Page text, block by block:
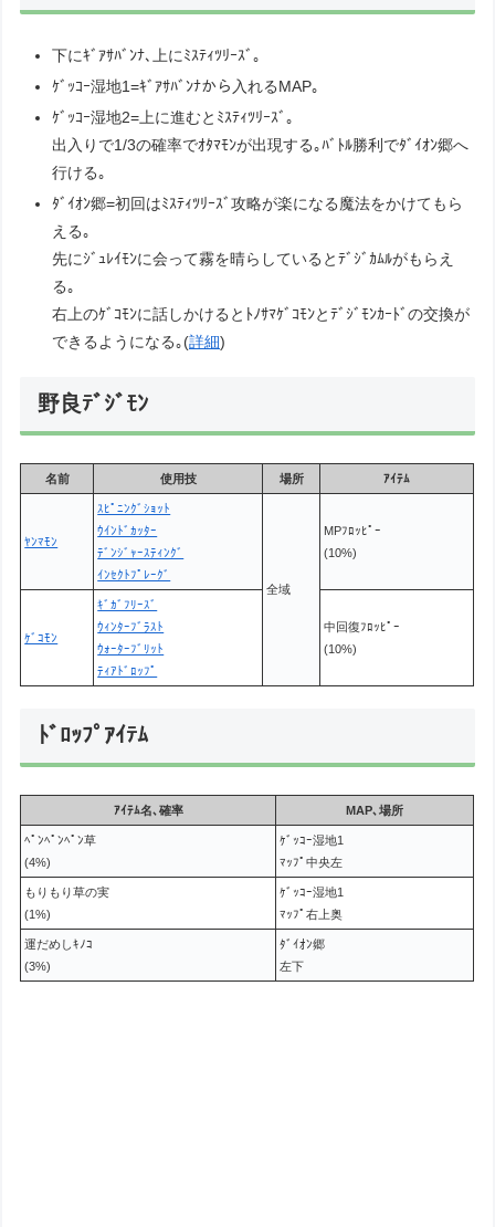
下にｷﾞｱｻﾊﾞﾝﾅ､上にﾐｽﾃｨﾂﾘｰｽﾞ｡
ｹﾞｯｺｰ湿地1=ｷﾞｱｻﾊﾞﾝﾅから入れるMAP｡
ｹﾞｯｺｰ湿地2=上に進むとﾐｽﾃｨﾂﾘｰｽﾞ｡
出入りで1/3の確率でｵﾀﾏﾓﾝが出現する｡ﾊﾞﾄﾙ勝利でﾀﾞｲｵﾝ郷へ
行ける｡
ﾀﾞｲｵﾝ郷=初回はﾐｽﾃｨﾂﾘｰｽﾞ攻略が楽になる魔法をかけてもら
える｡
先にｼﾞｭﾚｲﾓﾝに会って霧を晴らしているとﾃﾞｼﾞｶﾑﾙがもらえ
る｡
右上のｹﾞｺﾓﾝに話しかけるとﾄﾉｻﾏｹﾞｺﾓﾝとﾃﾞｼﾞﾓﾝｶｰﾄﾞの交換が
できるようになる｡(詳細)
野良ﾃﾞｼﾞﾓﾝ
名前 使用技 場所 ｱｲﾃﾑ
ﾔﾝﾏﾓﾝ
ｽﾋﾟﾆﾝｸﾞｼｮｯﾄ
ｳｲﾝﾄﾞｶｯﾀｰ
ﾃﾞﾝｼﾞｬｰｽﾃｨﾝｸﾞ
ｲﾝｾｸﾄﾌﾟﾚｰｸﾞ
全域
MPﾌﾛｯﾋﾟｰ
(10%)
ｹﾞｺﾓﾝ
ｷﾞｶﾞﾌﾘｰｽﾞ
ｳｨﾝﾀｰﾌﾞﾗｽﾄ
ｳｫｰﾀｰﾌﾞﾘｯﾄ
ﾃｨｱﾄﾞﾛｯﾌﾟ
中回復ﾌﾛｯﾋﾟｰ
(10%)
ﾄﾞﾛｯﾌﾟｱｲﾃﾑ
ｱｲﾃﾑ名､確率 MAP､場所
ﾍﾟﾝﾍﾟﾝﾍﾟﾝ草
(4%)
ｹﾞｯｺｰ湿地1
ﾏｯﾌﾟ中央左
もりもり草の実
(1%)
ｹﾞｯｺｰ湿地1
ﾏｯﾌﾟ右上奥
運だめしｷﾉｺ
(3%)
ﾀﾞｲｵﾝ郷
左下